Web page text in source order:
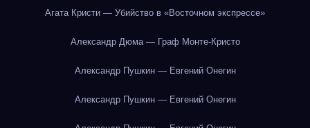
Агата Кристи — Убийство в «Восточном экспрессе»
Александр Дюма — Граф Монте-Кристо
Александр Пушкин — Евгений Онегин
Александр Пушкин — Евгений Онегин